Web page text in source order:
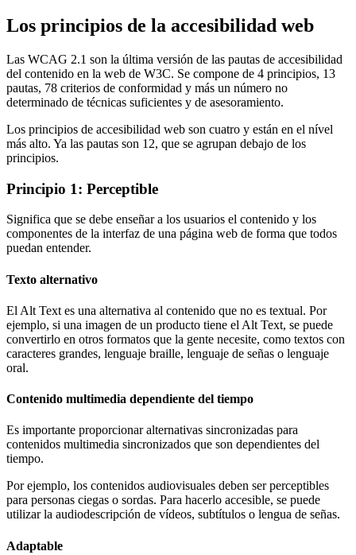
Los principios de la accesibilidad web
Las WCAG 2.1 son la última versión de las pautas de accesibilidad
del contenido en la web de W3C. Se compone de 4 principios, 13
pautas, 78 criterios de conformidad y más un número no
determinado de técnicas suficientes y de asesoramiento.
Los principios de accesibilidad web son cuatro y están en el nível
más alto. Ya las pautas son 12, que se agrupan debajo de los
principios.
Principio 1: Perceptible
Significa que se debe enseñar a los usuarios el contenido y los
componentes de la interfaz de una página web de forma que todos
puedan entender.
Texto alternativo
El Alt Text es una alternativa al contenido que no es textual. Por
ejemplo, si una imagen de un producto tiene el Alt Text, se puede
convertirlo en otros formatos que la gente necesite, como textos con
caracteres grandes, lenguaje braille, lenguaje de señas o lenguaje
oral.
Contenido multimedia dependiente del tiempo
Es importante proporcionar alternativas sincronizadas para
contenidos multimedia sincronizados que son dependientes del
tiempo.
Por ejemplo, los contenidos audiovisuales deben ser perceptibles
para personas ciegas o sordas. Para hacerlo accesible, se puede
utilizar la audiodescripción de vídeos, subtítulos o lengua de señas.
Adaptable